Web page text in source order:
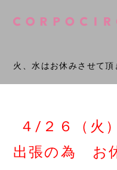
火、水はお休みさせて頂
４/２６（
出張の為 お